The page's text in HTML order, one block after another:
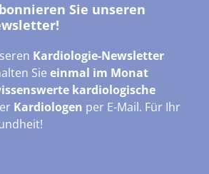
Sie unseren
Kardiologie-Newsletter
Sie einmal im Monat
kardiologische
Kardiologen per E-Mail. Für Ihr